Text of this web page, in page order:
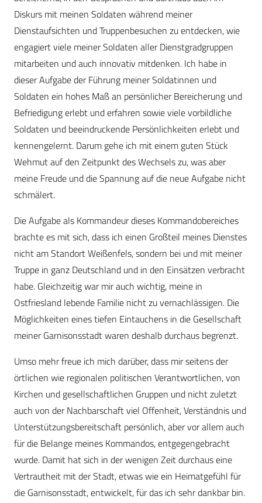
Diskurs mit meinen Soldaten während meiner
Dienstaufsichten und Truppenbesuchen zu entdecken, wie
engagiert viele meiner Soldaten aller Dienstgradgruppen
mitarbeiten und auch innovativ mitdenken. Ich habe in
dieser Aufgabe der Führung meiner Soldatinnen und
Soldaten ein hohes Maß an persönlicher Bereicherung und
Befriedigung erlebt und erfahren sowie ­viele vorbildliche
Soldaten und beeindruckende Persönlichkeiten erlebt und
kennengelernt. Darum gehe ich mit einem guten Stück
Wehmut auf den Zeitpunkt des Wechsels zu, was aber
meine Freude und die Spannung auf die neue Aufgabe nicht
schmälert.
Die Aufgabe als Kommandeur dieses Kommandobereiches
brachte es mit sich, dass ich einen Großteil meines Dienstes
nicht am Standort Weißenfels, sondern bei und mit meiner
Truppe in ganz Deutschland und in den Einsätzen verbracht
habe. Gleichzeitig war mir auch wichtig, meine in
Ostfriesland lebende Familie nicht zu vernachlässigen. Die
Möglichkeiten eines tiefen Eintauchens in die Gesellschaft
meiner Garnisonsstadt waren deshalb durchaus begrenzt.
Umso mehr freue ich mich darüber, dass mir seitens der
örtlichen wie regionalen politischen Verantwortlichen, von
Kirchen und gesellschaftlichen Gruppen und nicht zuletzt
auch von der Nachbarschaft viel Offenheit, Verständnis und
Unterstützungsbereitschaft persönlich, aber vor allem auch
für die Belange meines Kommandos, entgegengebracht
wurde. Damit hat sich in der wenigen Zeit durchaus eine
Vertrautheit mit der Stadt, etwas wie ein Heimatgefühl für
die Garnisonsstadt, entwickelt, für das ich sehr dankbar bin.